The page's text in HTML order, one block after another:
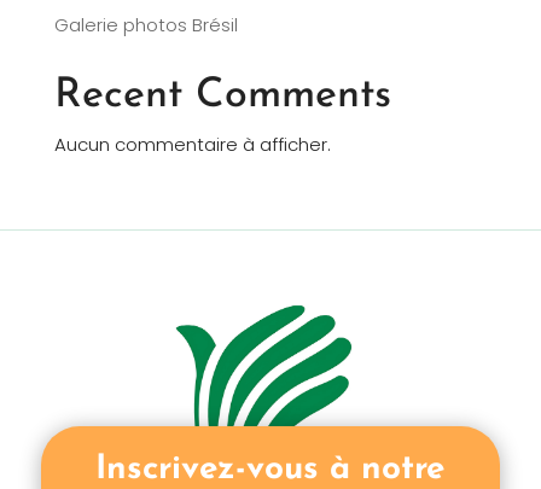
Galerie photos Brésil
Recent Comments
Aucun commentaire à afficher.
Inscrivez-vous à notre